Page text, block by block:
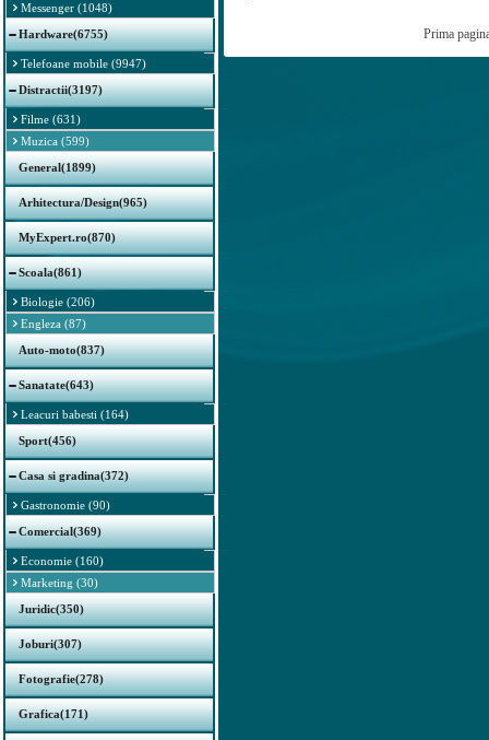
Messenger (1048)
Hardware(6755)
Telefoane mobile (9947)
Distractii(3197)
Filme (631)
Muzica (599)
General(1899)
Arhitectura/Design(965)
MyExpert.ro(870)
Scoala(861)
Biologie (206)
Engleza (87)
Auto-moto(837)
Sanatate(643)
Leacuri babesti (164)
Sport(456)
Casa si gradina(372)
Gastronomie (90)
Comercial(369)
Economie (160)
Marketing (30)
Juridic(350)
Joburi(307)
Fotografie(278)
Grafica(171)
Prima